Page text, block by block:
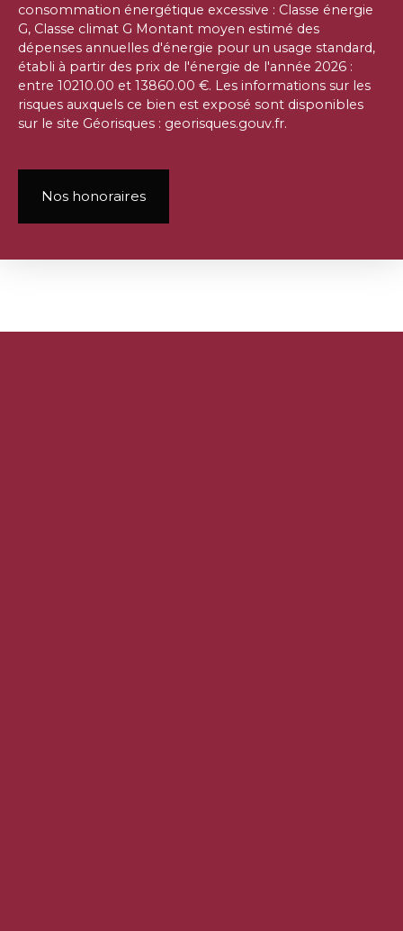
consommation énergétique excessive : Classe énergie
G, Classe climat G Montant moyen estimé des
dépenses annuelles d'énergie pour un usage standard,
établi à partir des prix de l'énergie de l'année 2026 :
entre 10210.00 et 13860.00 €. Les informations sur les
risques auxquels ce bien est exposé sont disponibles
sur le site Géorisques : georisques.gouv.fr.
Nos honoraires